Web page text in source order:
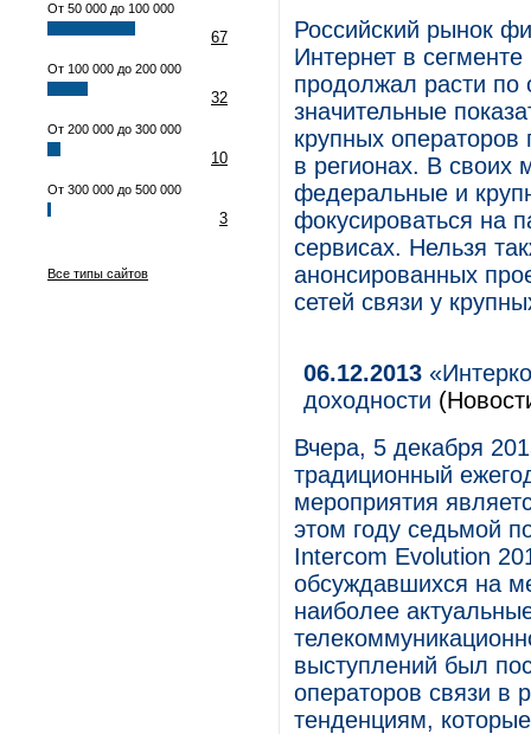
От 50 000 до 100 000
67
От 100 000 до 200 000
32
От 200 000 до 300 000
10
От 300 000 до 500 000
3
Все типы сайтов
Российский рынок
Интернет в
продолжал расти
значительные
крупных операторов
в регионах. В своих
федеральные и
фокусироваться на
сервисах. Нельзя
анонсированных
сетей связи у
06.12.2013
доходности
Вчера, 5 декабря
традиционный
мероприятия
этом году седьмой
Intercom Evolution
обсуждавшихся на
наиболее
выступлений был
операторов связи в
тенденциям,